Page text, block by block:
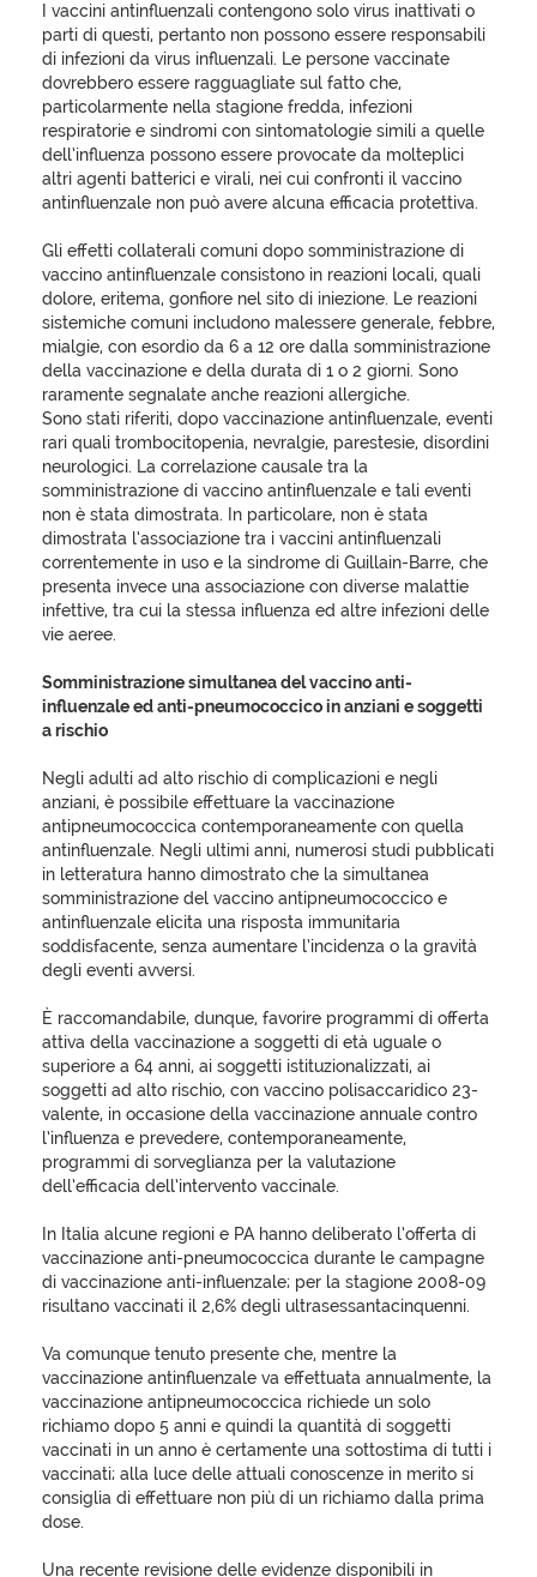
I vaccini antinfluenzali contengono solo virus inattivati o
parti di questi, pertanto non possono essere responsabili
di infezioni da virus influenzali. Le persone vaccinate
dovrebbero essere ragguagliate sul fatto che,
particolarmente nella stagione fredda, infezioni
respiratorie e sindromi con sintomatologie simili a quelle
dell’influenza possono essere provocate da molteplici
altri agenti batterici e virali, nei cui confronti il vaccino
antinfluenzale non può avere alcuna efficacia protettiva.
Gli effetti collaterali comuni dopo somministrazione di
vaccino antinfluenzale consistono in reazioni locali, quali
dolore, eritema, gonfiore nel sito di iniezione. Le reazioni
sistemiche comuni includono malessere generale, febbre,
mialgie, con esordio da 6 a 12 ore dalla somministrazione
della vaccinazione e della durata di 1 o 2 giorni. Sono
raramente segnalate anche reazioni allergiche.
Sono stati riferiti, dopo vaccinazione antinfluenzale, eventi
rari quali trombocitopenia, nevralgie, parestesie, disordini
neurologici. La correlazione causale tra la
somministrazione di vaccino antinfluenzale e tali eventi
non è stata dimostrata. In particolare, non è stata
dimostrata l’associazione tra i vaccini antinfluenzali
correntemente in uso e la sindrome di Guillain-Barre, che
presenta invece una associazione con diverse malattie
infettive, tra cui la stessa influenza ed altre infezioni delle
vie aeree.
Somministrazione simultanea del vaccino anti-
influenzale ed anti-pneumococcico in anziani e soggetti
a rischio
Negli adulti ad alto rischio di complicazioni e negli
anziani, è possibile effettuare la vaccinazione
antipneumococcica contemporaneamente con quella
antinfluenzale. Negli ultimi anni, numerosi studi pubblicati
in letteratura hanno dimostrato che la simultanea
somministrazione del vaccino antipneumococcico e
antinfluenzale elicita una risposta immunitaria
soddisfacente, senza aumentare l’incidenza o la gravità
degli eventi avversi.
È raccomandabile, dunque, favorire programmi di offerta
attiva della vaccinazione a soggetti di età uguale o
superiore a 64 anni, ai soggetti istituzionalizzati, ai
soggetti ad alto rischio, con vaccino polisaccaridico 23-
valente, in occasione della vaccinazione annuale contro
l’influenza e prevedere, contemporaneamente,
programmi di sorveglianza per la valutazione
dell’efficacia dell’intervento vaccinale.
In Italia alcune regioni e PA hanno deliberato l’offerta di
vaccinazione anti-pneumococcica durante le campagne
di vaccinazione anti-influenzale; per la stagione 2008-09
risultano vaccinati il 2,6% degli ultrasessantacinquenni.
Va comunque tenuto presente che, mentre la
vaccinazione antinfluenzale va effettuata annualmente, la
vaccinazione antipneumococcica richiede un solo
richiamo dopo 5 anni e quindi la quantità di soggetti
vaccinati in un anno è certamente una sottostima di tutti i
vaccinati; alla luce delle attuali conoscenze in merito si
consiglia di effettuare non più di un richiamo dalla prima
dose.
Una recente revisione delle evidenze disponibili in